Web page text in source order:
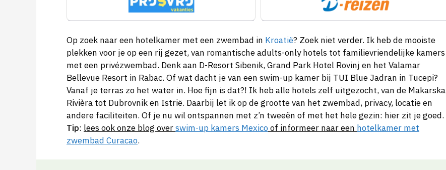
Op zoek naar een hotelkamer met een zwembad in Kroatië? Zoek niet verder. Ik heb de mooiste
plekken voor je op een rij gezet, van romantische adults-only hotels tot familievriendelijke kamers
met een privézwembad. Denk aan D-Resort Sibenik, Grand Park Hotel Rovinj en het Valamar
Bellevue Resort in Rabac. Of wat dacht je van een swim-up kamer bij TUI Blue Jadran in Tucepi?
Vanaf je terras zo het water in. Hoe fijn is dat?! Ik heb alle hotels zelf uitgezocht, van de Makarska
Rivièra tot Dubrovnik en Istrië. Daarbij let ik op de grootte van het zwembad, privacy, locatie en
andere faciliteiten. Of je nu wil ontspannen met z’n tweeën of met het hele gezin: hier zit je goed.
Tip: lees ook onze blog overswim-up kamers Mexicoof informeer naar een hotelkamer met
zwembad Curacao.